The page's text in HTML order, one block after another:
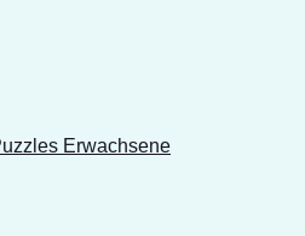
Erwachsene